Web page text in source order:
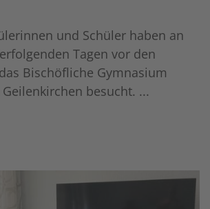
und Schüler haben an
Tagen vor den
Bischöfliche Gymnasium
besucht. ...